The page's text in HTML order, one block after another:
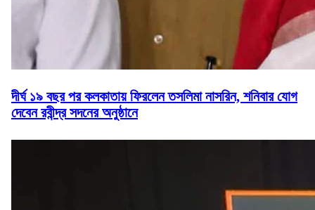
দীর্ঘ ১৯ বছর পর কলকাতায় ফিরলেন তসলিমা নাসরিন, শনিবার যোগ
দেবেন রবীন্দ্র সদনের অনুষ্ঠানে